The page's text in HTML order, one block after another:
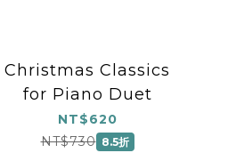
Christmas Classics
for Piano Duet
NT$620
NT$730 8.5折